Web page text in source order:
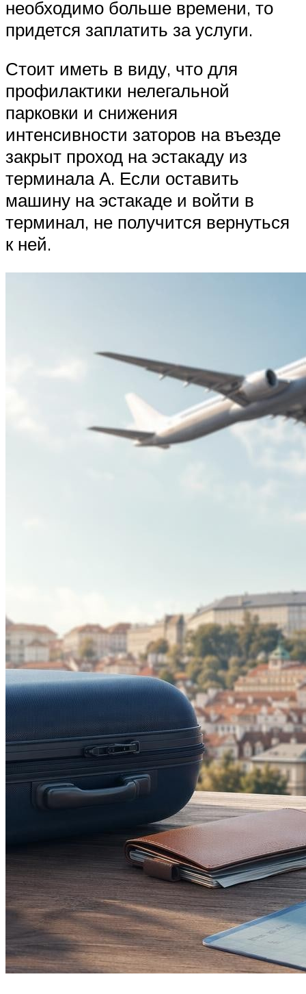
необходимо больше времени, то
придется заплатить за услуги.
Стоит иметь в виду, что для
профилактики нелегальной
парковки и снижения
интенсивности заторов на въезде
закрыт проход на эстакаду из
терминала А. Если оставить
машину на эстакаде и войти в
терминал, не получится вернуться
к ней.